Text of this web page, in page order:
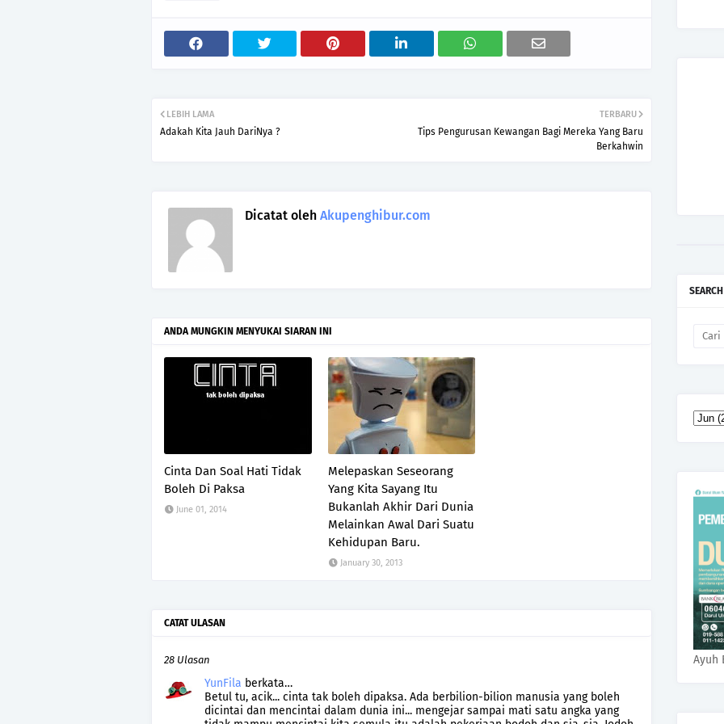
TERBARU
Tips Pengurusan Kewangan Bagi Mereka Yang Baru
Berkahwin
LEBIH LAMA
Adakah Kita Jauh DariNya ?
Dicatat oleh Akupenghibur.com
ANDA MUNGKIN MENYUKAI SIARAN INI
Cinta Dan Soal Hati Tidak
Boleh Di Paksa
June 01, 2014
Melepaskan Seseorang
Yang Kita Sayang Itu
Bukanlah Akhir Dari Dunia
Melainkan Awal Dari Suatu
Kehidupan Baru.
January 30, 2013
CATAT ULASAN
28 Ulasan
YunFila berkata…
Betul tu, acik... cinta tak boleh dipaksa. Ada berbilion-bilion manusia yang boleh
dicintai dan mencintai dalam dunia ini... mengejar sampai mati satu angka yang
Ayuh